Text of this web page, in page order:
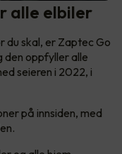
alle elbiler
du skal, er Zaptec Go
den oppfyller alle
seieren i 2022, i
på innsiden, med